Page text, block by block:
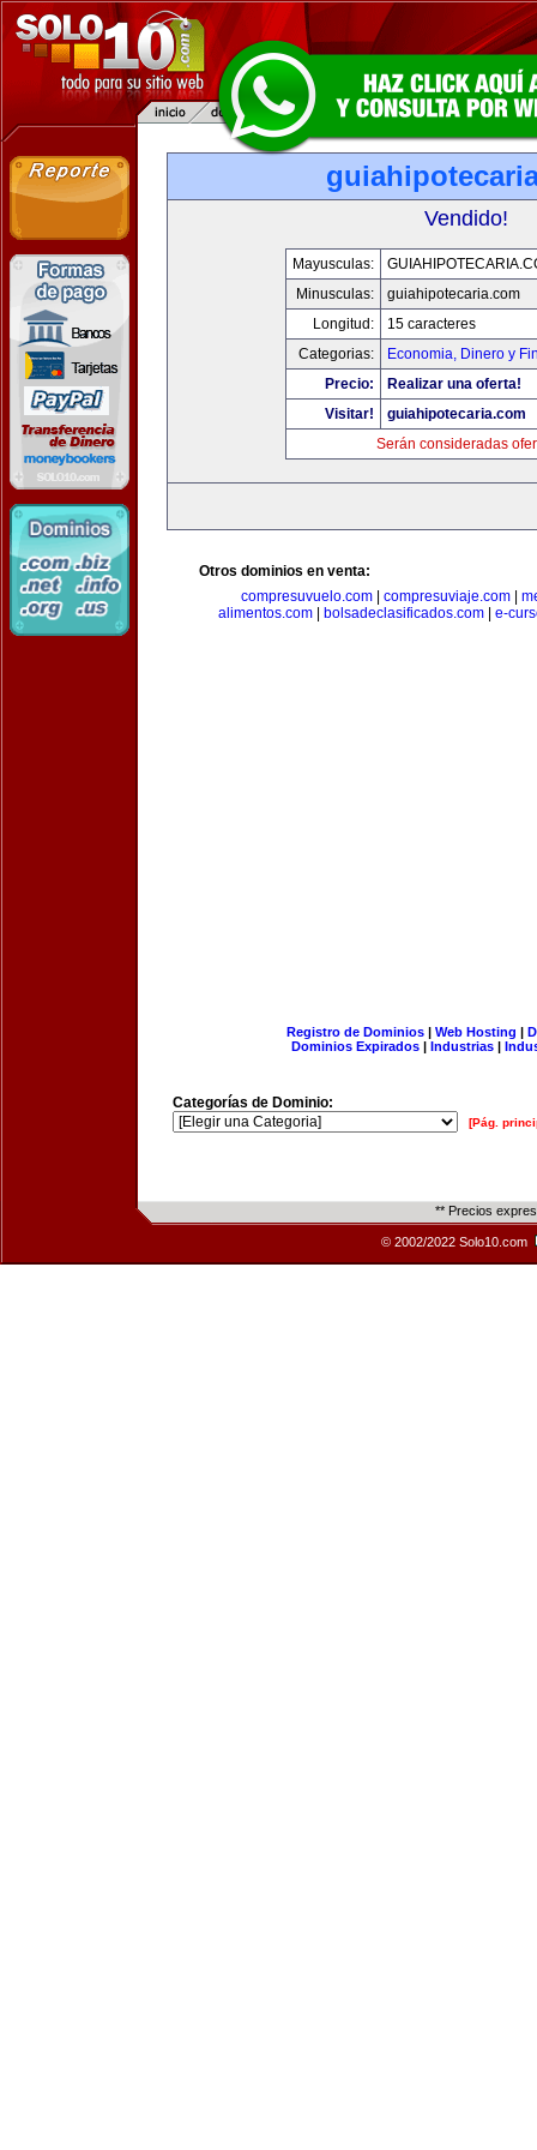
Vendido!
Mayusculas:
Minusculas:
guiahipotecaria.com
Longitud:
15 caracteres
Categorias:
Economia, Dinero y
Precio:
Realizar una oferta!
Visitar!
guiahipotecaria.com
Serán consideradas
Otros dominios en venta:
compresuvuelo.com
compresuviaje.com
alimentos.com
bolsadeclasificados.com e-
Registro de Dominios| Web Hosting |
Dominios Expirados | Industrias |
Categorías de Dominio:
[Pág.
** Precios
© 2002/2022 Solo10.com